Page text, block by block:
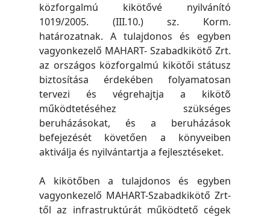
közforgalmú kikötővé nyilvánító
1019/2005. (III.10.) sz. Korm.
határozatnak. A tulajdonos és egyben
vagyonkezelő MAHART- Szabadkikötő Zrt.
az országos közforgalmú kikötői státusz
biztosítása érdekében folyamatosan
tervezi és végrehajtja a kikötõ
működtetéséhez szükséges
beruházásokat, és a beruházások
befejezését követően a könyveiben
aktiválja és nyilvántartja a fejlesztéseket.
A kikötőben a tulajdonos és egyben
vagyonkezelő MAHART-Szabadkikötő Zrt-
től az infrastruktúrát működtető cégek